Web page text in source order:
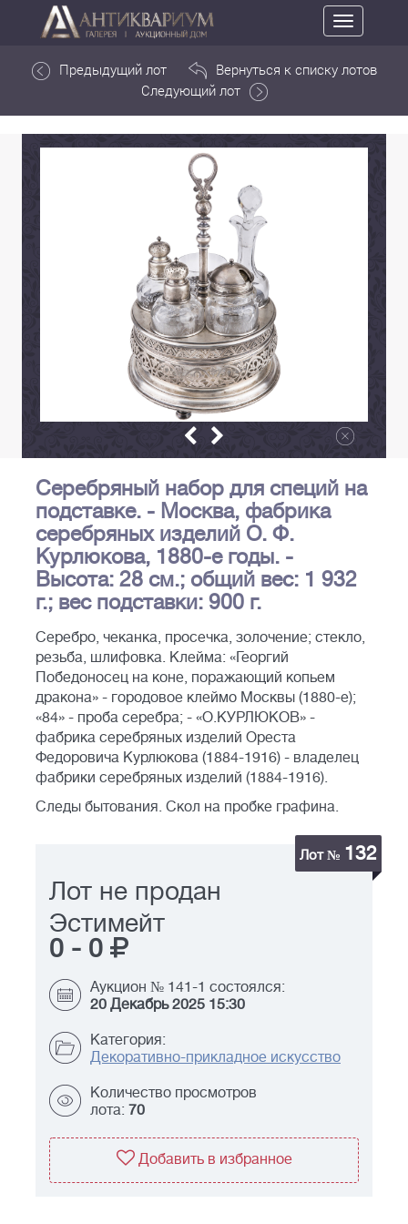
Toggle
navigation
Предыдущий лот
Вернуться к списку лотов
Следующий лот
Серебряный набор для специй на
подставке. - Москва, фабрика
серебряных изделий О. Ф.
Курлюкова, 1880-е годы. -
Высота: 28 см.; общий вес: 1 932
г.; вес подставки: 900 г.
Серебро, чеканка, просечка, золочение; стекло,
резьба, шлифовка. Клейма: «Георгий
Победоносец на коне, поражающий копьем
дракона» - городовое клеймо Москвы (1880-е);
«84» - проба серебра; - «О.КУРЛЮКОВ» -
фабрика серебряных изделий Ореста
Федоровича Курлюкова (1884-1916) - владелец
фабрики серебряных изделий (1884-1916).
Следы бытования. Скол на пробке графина.
Лот № 132
Лот не продан
Эстимейт
0 - 0
Аукцион № 141-1 состоялся:
20 Декабрь 2025 15:30
Категория:
Декоративно-прикладное искусство
Количество просмотров
лота: 70
Добавить в избранное